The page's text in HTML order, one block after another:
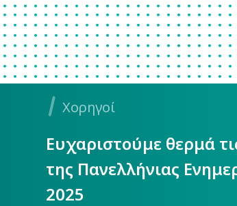
Χορηγοί
Ευχαριστούμε θερμά
της Πανελλήνιας
2025